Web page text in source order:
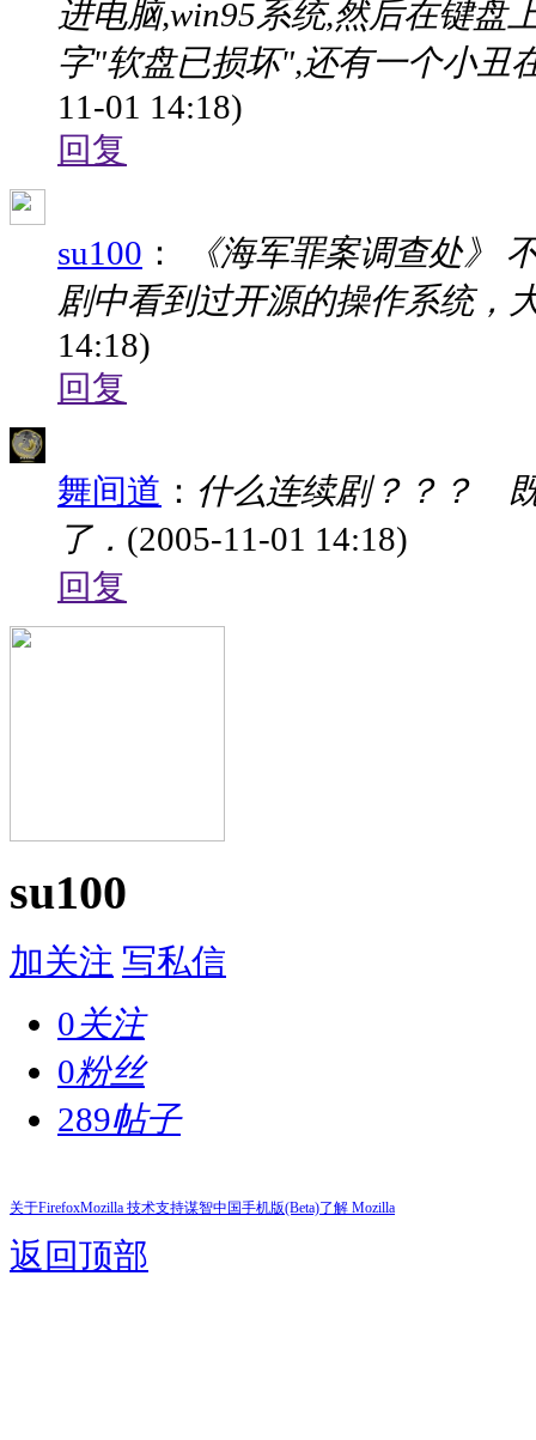
进电脑,win95系统,然后在键盘
字"软盘已损坏",还有一个小丑
11-01 14:18)
回复
su100 ：
《海军罪案调查处》
剧中看到过开源的操作系统，
14:18)
回复
舞间道 ： 什么连续剧？？？
了． (2005-11-01 14:18)
回复
su100
加关注 写私信
0关注
0粉丝
289帖子
关于FirefoxMozilla 技术支持谋智中国手机版(Beta)了解 Mozilla
返回顶部